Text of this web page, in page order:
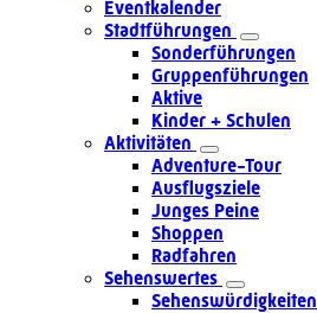
Eventkalender
Stadtführungen
Sonderführungen
Gruppenführungen
Aktive
Kinder + Schulen
Aktivitäten
Adventure-Tour
Ausflugsziele
Junges Peine
Shoppen
Radfahren
Sehenswertes
Sehenswürdigkeiten